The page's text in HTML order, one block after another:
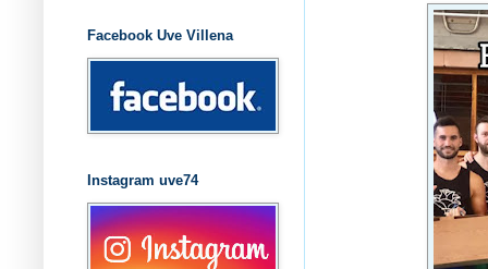
Facebook Uve Villena
Instagram uve74